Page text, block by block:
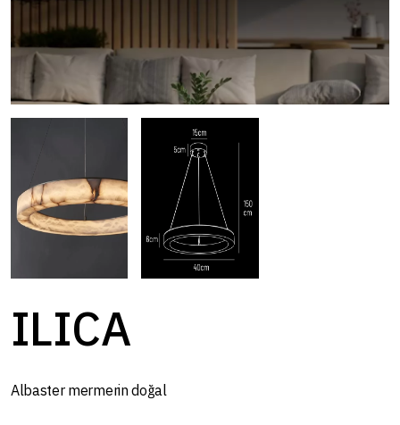
ILICA
Albaster mermerin doğal